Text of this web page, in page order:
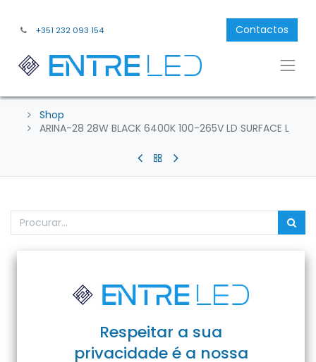
+351 232 093 154 Contactos
Shop
ARINA-28 28W BLACK 6400K 100-265V LD SURFACE L
Respeitar a sua
privacidade é a nossa